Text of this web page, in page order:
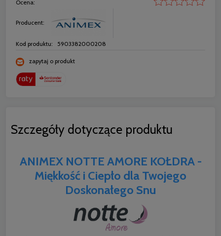
Ocena:
Producent:
Kod produktu: 5903382000208
zapytaj o produkt
Szczegóły dotyczące produktu
ANIMEX NOTTE AMORE KOŁDRA -
Miękkość i Ciepło dla Twojego
Doskonałego Snu